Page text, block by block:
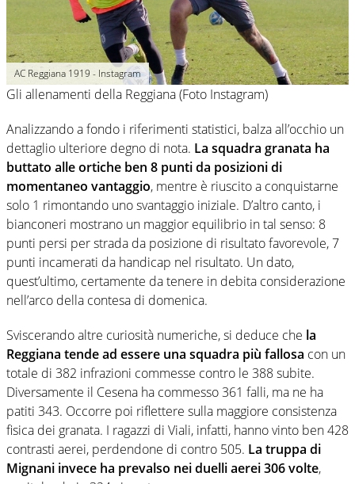
AC Reggiana 1919 - Instagram
Gli allenamenti della Reggiana (Foto Instagram)
Analizzando a fondo i riferimenti statistici, balza all’occhio un
dettaglio ulteriore degno di nota. La squadra granata ha
buttato alle ortiche ben 8 punti da posizioni di
momentaneo vantaggio, mentre è riuscito a conquistarne
solo 1 rimontando uno svantaggio iniziale. D’altro canto, i
bianconeri mostrano un maggior equilibrio in tal senso: 8
punti persi per strada da posizione di risultato favorevole, 7
punti incamerati da handicap nel risultato. Un dato,
quest’ultimo, certamente da tenere in debita considerazione
nell’arco della contesa di domenica.
Sviscerando altre curiosità numeriche, si deduce che la
Reggiana tende ad essere una squadra più fallosa con un
totale di 382 infrazioni commesse contro le 388 subite.
Diversamente il Cesena ha commesso 361 falli, ma ne ha
patiti 343. Occorre poi riflettere sulla maggiore consistenza
fisica dei granata. I ragazzi di Viali, infatti, hanno vinto ben 428
contrasti aerei, perdendone di contro 505. La truppa di
Mignani invece ha prevalso nei duelli aerei 306 volte,